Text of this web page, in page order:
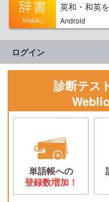
英和・和英
Android
ログイン
診断テス
単語帳への
登録数増加！